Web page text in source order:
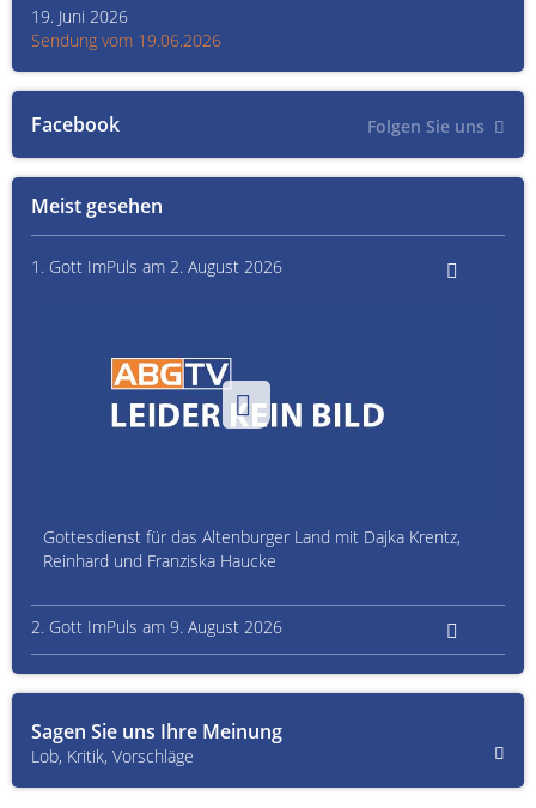
Meist gesehen
1. Gott ImPuls am 2. August 2026
Gottesdienst für das Altenburger Land mit Dajka Krentz,
Reinhard und Franziska Haucke
2. Gott ImPuls am 9. August 2026
Facebook Folgen Sie uns
19. Juni 2026
Sendung vom 19.06.2026
Sagen Sie uns Ihre Meinung
Lob, Kritik, Vorschläge